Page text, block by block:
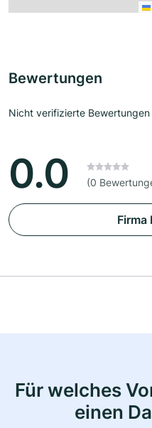
Bewertungen
Nicht verifizierte Bewertungen
0.0 (0
Firma
Für welches
einen